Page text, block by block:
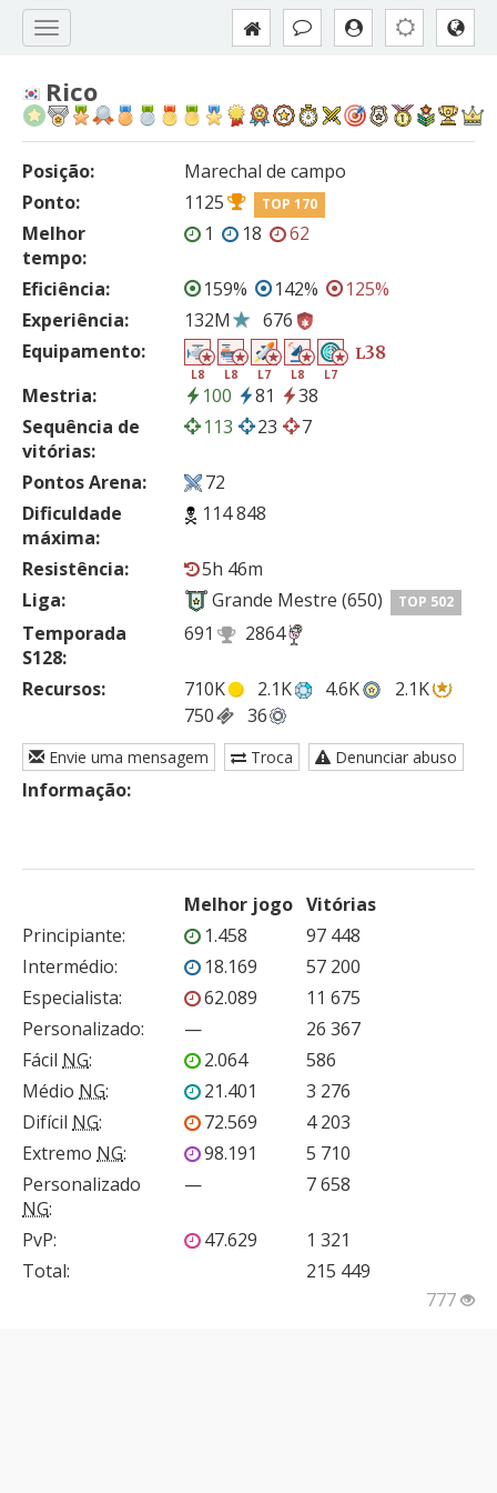
Rico
Posição:
Marechal de campo
Ponto:
1125 TOP 170
Melhor
tempo:
1 18 62
Eficiência: 159% 142%
125%
Experiência:
132M
676
Equipamento:
L8 L8 L7 L8 L7
L38
Mestria: 100 81
38
Sequência de
vitórias:
113 23 7
Pontos Arena:
72
Dificuldade
máxima:
114 848
Resistência:
5h 46m
Liga:
Grande Mestre (650) TOP 502
Temporada
S128:
691 2864
Recursos: 710K 2.1K 4.6K
2.1K
750
36
Envie uma mensagem Troca Denunciar abuso
Informação:
Melhor jogo Vitórias
Principiante: 1.458
97 448
Intermédio: 18.169
57 200
Especialista: 62.089
11 675
Personalizado: —
26 367
Fácil NG: 2.064
586
Médio NG: 21.401
3 276
Difícil NG: 72.569
4 203
Extremo NG: 98.191
5 710
Personalizado
NG:
— 7 658
PvP: 47.629
1 321
Total:
215 449
777